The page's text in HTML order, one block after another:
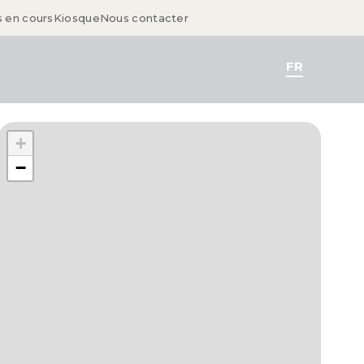
en coursKiosqueNous contacter
FR
+
−